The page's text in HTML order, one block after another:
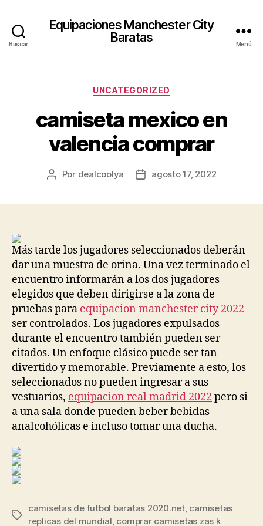
Buscar
Equipaciones Manchester City
Baratas
Menú
Categorías
UNCATEGORIZED
camiseta mexico en
valencia comprar
Autor
Por dealcoolya
Fechaagosto 17, 2022
Más tarde los jugadores seleccionados deberán
dar una muestra de orina. Una vez terminado el
encuentro informarán a los dos jugadores
elegidos que deben dirigirse a la zona de
pruebas para equipacion manchester city 2022
ser controlados. Los jugadores expulsados
durante el encuentro también pueden ser
citados. Un enfoque clásico puede ser tan
divertido y memorable. Previamente a esto, los
seleccionados no pueden ingresar a sus
vestuarios, equipacion real madrid 2022 pero si
a una sala donde pueden beber bebidas
analcohólicas e incluso tomar una ducha.
Etiquetas
camisetas de futbol baratas 2020.net, camisetas
replicas del mundial, comprar camisetas zas k